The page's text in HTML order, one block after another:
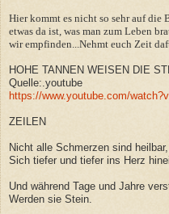
Hier kommt es nicht so sehr auf die
etwas da ist, was man zum Leben
wir empfinden...Nehmt euch Zeit
HOHE TANNEN WEISEN DIE
Quelle:.youtube
https://www.youtube.com/
ZEILEN
Nicht alle Schmerzen sind
Sich tiefer und tiefer ins Herz
Und während Tage und Jahre
Werden sie Stein.